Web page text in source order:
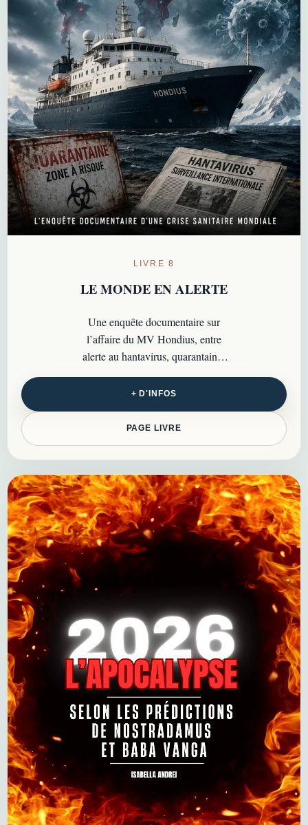
LIVRE 8
LE MONDE EN ALERTE
Une enquête documentaire sur
l’affaire du MV Hondius, entre
alerte au hantavirus, quarantaines
monde post-COVID…
+ D'INFOS
PAGE LIVRE